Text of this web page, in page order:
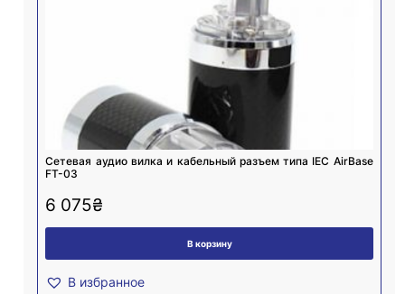
Cетевая аудио вилка и кабельный разъем типа IEC AirBase
FT-03
6 075₴
В корзину
В избранное